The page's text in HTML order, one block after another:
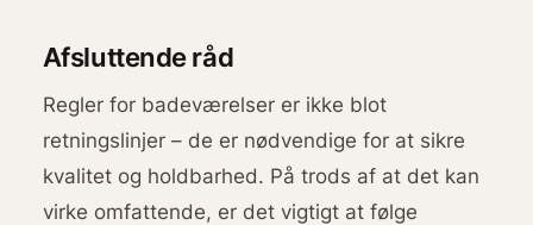
Afsluttende råd
Regler for badeværelser er ikke blot
retningslinjer – de er nødvendige for at sikre
kvalitet og holdbarhed. På trods af at det kan
virke omfattende, er det vigtigt at følge